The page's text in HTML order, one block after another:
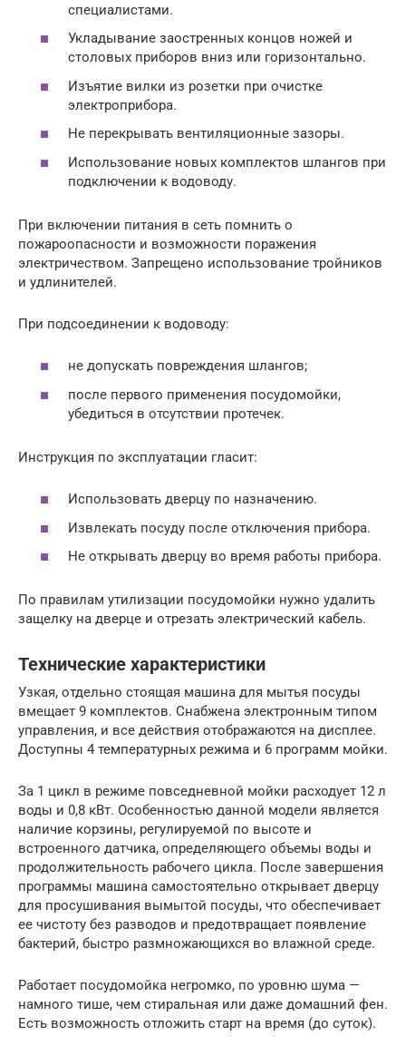
специалистами.
Укладывание заостренных концов ножей и
столовых приборов вниз или горизонтально.
Изъятие вилки из розетки при очистке
электроприбора.
Не перекрывать вентиляционные зазоры.
Использование новых комплектов шлангов при
подключении к водоводу.
При включении питания в сеть помнить о
пожароопасности и возможности поражения
электричеством. Запрещено использование тройников
и удлинителей.
При подсоединении к водоводу:
не допускать повреждения шлангов;
после первого применения посудомойки,
убедиться в отсутствии протечек.
Инструкция по эксплуатации гласит:
Использовать дверцу по назначению.
Извлекать посуду после отключения прибора.
Не открывать дверцу во время работы прибора.
По правилам утилизации посудомойки нужно удалить
защелку на дверце и отрезать электрический кабель.
Технические характеристики
Узкая, отдельно стоящая машина для мытья посуды
вмещает 9 комплектов. Снабжена электронным типом
управления, и все действия отображаются на дисплее.
Доступны 4 температурных режима и 6 программ мойки.
За 1 цикл в режиме повседневной мойки расходует 12 л
воды и 0,8 кВт. Особенностью данной модели является
наличие корзины, регулируемой по высоте и
встроенного датчика, определяющего объемы воды и
продолжительность рабочего цикла. После завершения
программы машина самостоятельно открывает дверцу
для просушивания вымытой посуды, что обеспечивает
ее чистоту без разводов и предотвращает появление
бактерий, быстро размножающихся во влажной среде.
Работает посудомойка негромко, по уровню шума —
намного тише, чем стиральная или даже домашний фен.
Есть возможность отложить старт на время (до суток).